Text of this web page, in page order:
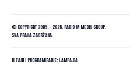
© Copyright 2005. - 2026. Radio M Media Group.
Sva prava zadržana.
Dizajn i programiranje:Lampa.ba